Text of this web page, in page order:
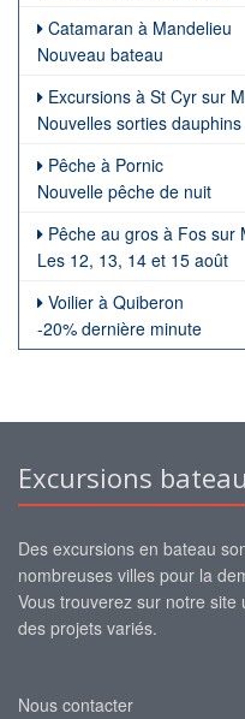
Catamaran à Mandelieu
Nouveau bateau
Excursions à St Cyr sur
Nouvelles sorties dauphins
Pêche à Pornic
Nouvelle pêche de nuit
Pêche au gros à Fos sur
Les 12, 13, 14 et 15 août
Voilier à Quiberon
-20% dernière minute
Excursions bateau
Des excursions en bateau
nombreuses villes pour la
Vous trouverez sur notre
des projets variés.
Nous contacter